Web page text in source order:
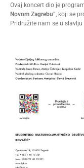
Ovaj koncert dio je
Novom Zagrebu” , koji se
Pridružite nam se u